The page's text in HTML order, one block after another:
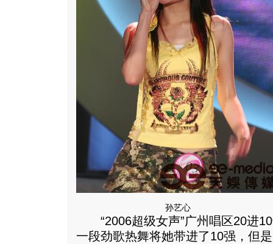
孙艺心
“2006超级女声”广州唱区20进10
一段劲歌热舞将她带进了10强，但